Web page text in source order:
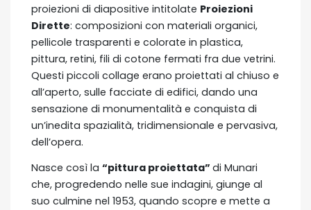
proiezioni di diapositive intitolate Proiezioni
Dirette: composizioni con materiali organici,
pellicole trasparenti e colorate in plastica,
pittura, retini, fili di cotone fermati fra due vetrini.
Questi piccoli collage erano proiettati al chiuso e
all’aperto, sulle facciate di edifici, dando una
sensazione di monumentalità e conquista di
un’inedita spazialità, tridimensionale e pervasiva,
dell’opera.
Nasce così la “pittura proiettata” di Munari
che, progredendo nelle sue indagini, giunge al
suo culmine nel 1953, quando scopre e mette a